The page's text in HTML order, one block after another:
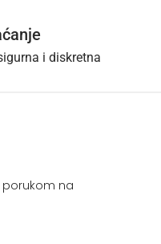
i diskretna
porukom na